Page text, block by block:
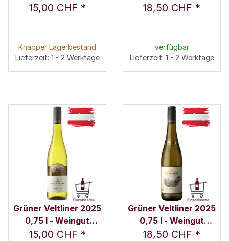
Schloss Gobelsburg
15,00 CHF *
Knapper Lagerbestand
Lieferzeit: 1 - 2 Werktage
Schloss Gobelsburg
18,50 CHF *
verfügbar
Lieferzeit: 1 - 2 Werktage
Grüner Veltliner 2025
0,75 l - Weingut
Schloss Gobelsburg
15,00 CHF *
Grüner Veltliner 2025
0,75 l - Weingut
Schloss Gobelsburg
18,50 CHF *